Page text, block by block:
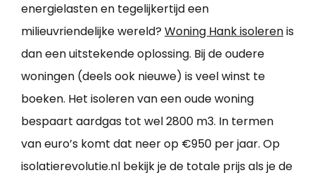
energielasten en tegelijkertijd een
milieuvriendelijke wereld? Woning Hank isolerenis
dan een uitstekende oplossing. Bij de oudere
woningen (deels ook nieuwe) is veel winst te
boeken. Het isoleren van een oude woning
bespaart aardgas tot wel 2800 m3. In termen
van euro’s komt dat neer op €950 per jaar. Op
isolatierevolutie.nl bekijk je de totale prijs als je de